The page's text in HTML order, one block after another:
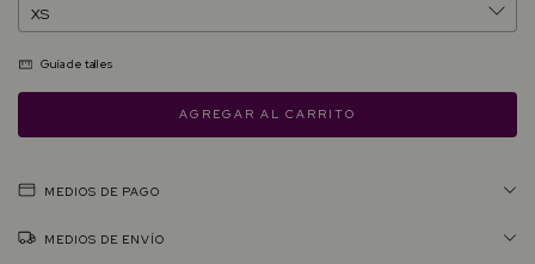
Guía de talles
MEDIOS DE PAGO
MEDIOS DE ENVÍO